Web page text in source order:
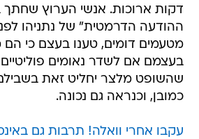
דקות ארוכות. אנשי הערוץ
ההודעה הדרמטית" של נתניהו
מטעמים דומים, טענו בעצם כי הם
בעצמם אם לשדר נאומים פוליטיים
שהשופט מלצר יחליט זאת
כמובן, וכנראה גם נכונה.
עקבו אחרי וואלה! תרבות גם